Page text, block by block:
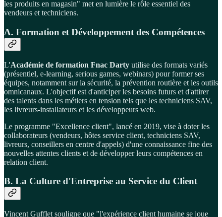
les produits en magasin" met en lumière le rôle essentiel des
vendeurs et techniciens.
A. Formation et Développement des Compétences
L'Académie de formation Fnac Darty utilise des formats variés
(présentiel, e-learning, serious games, webinars) pour former ses
équipes, notamment sur la sécurité, la prévention routière et les outils
omnicanaux. L'objectif est d'anticiper les besoins futurs et d'attirer
des talents dans les métiers en tension tels que les techniciens SAV,
les livreurs-installateurs et les développeurs web.
Le programme "Excellence client", lancé en 2019, vise à doter les
collaborateurs (vendeurs, hôtes service client, techniciens SAV,
livreurs, conseillers en centre d'appels) d'une connaissance fine des
nouvelles attentes clients et de développer leurs compétences en
relation client.
B. La Culture d'Entreprise au Service du Client
Vincent Gufflet souligne que "l'expérience client humaine se joue